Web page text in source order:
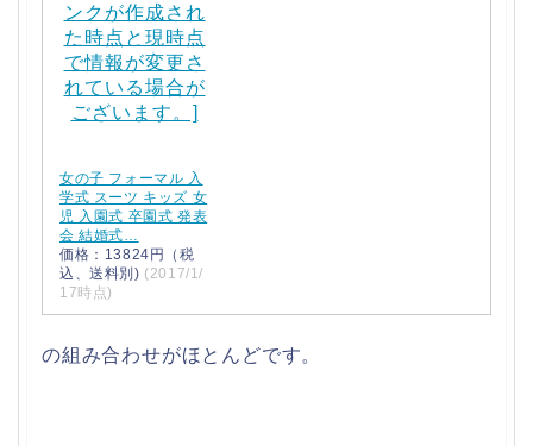
女の子 フォーマル 入
学式 スーツ キッズ 女
児 入園式 卒園式 発表
会 結婚式…
価格：13824円（税
込、送料別) (2017/1/
17時点)
の組み合わせがほとんどです。